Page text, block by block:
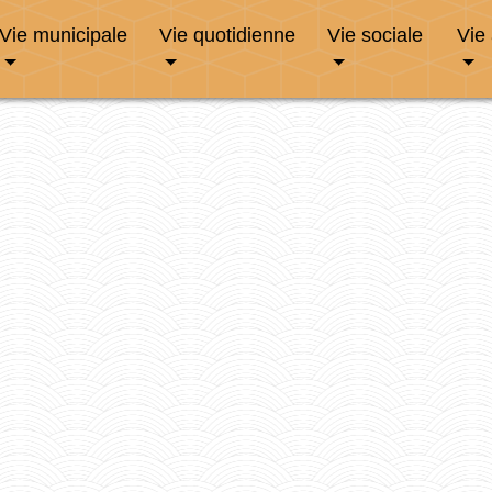
Vie municipale Vie quotidienne Vie sociale Vie